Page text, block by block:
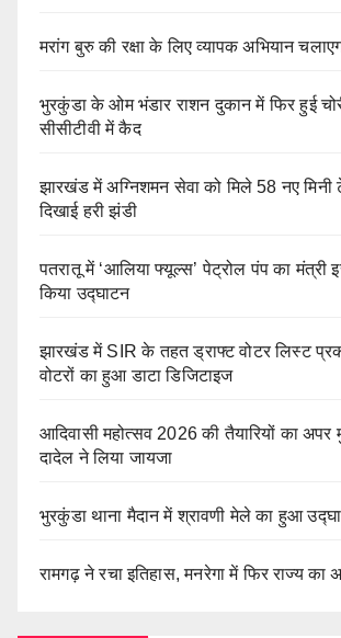
मरांग बुरु की रक्षा के लिए व्यापक अभियान
भुरकुंडा के ओम भंडार राशन दुकान में फिर हुई
सीसीटीवी में कैद
झारखंड में अग्निशमन सेवा को मिले 58 नए मिनी
दिखाई हरी झंडी
पतरातू में ‘आलिया फ्यूल्स’ पेट्रोल पंप का मंत्री
किया उद्घाटन
झारखंड में SIR के तहत ड्राफ्ट वोटर लिस्ट
वोटरों का हुआ डाटा डिजिटाइज
आदिवासी महोत्सव 2026 की तैयारियों का अपर
दादेल ने लिया जायजा
भुरकुंडा थाना मैदान में श्रावणी मेले का हुआ
रामगढ़ ने रचा इतिहास, मनरेगा में फिर राज्य का